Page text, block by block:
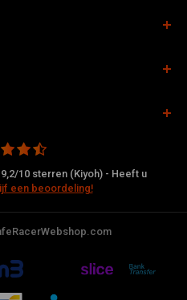
10 sterren (Kiyoh) - Heeft u
een beoordeling!